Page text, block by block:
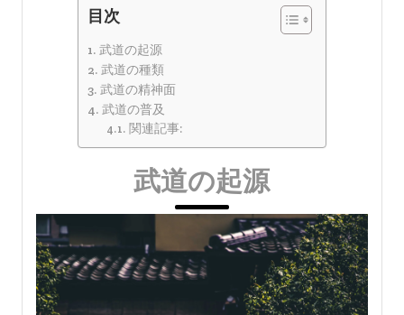
目次
武道の起源
武道の種類
武道の精神面
武道の普及
関連記事:
武道の起源